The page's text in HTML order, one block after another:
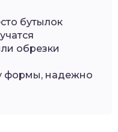
бутылок
обрезки
формы, надежно